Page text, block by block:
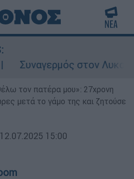
στον Λυκαβηττό:
τον πατέρα μου»: 27χρονη
μετά το γάμο της και ζητούσε
12.07.2025 15:00